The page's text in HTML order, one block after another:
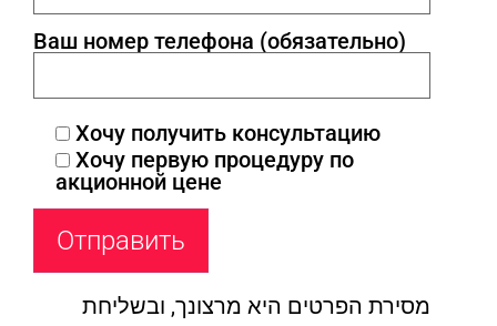
Ваш номер телефона (обязательно)
Хочу получить консультацию
Хочу первую процедуру по
акционной цене
מסירת הפרטים היא מרצונך, ובשליחת